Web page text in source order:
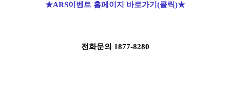
★ARS이벤트 홈페이지 바로가기(클릭)★
전화문의 1877-8280